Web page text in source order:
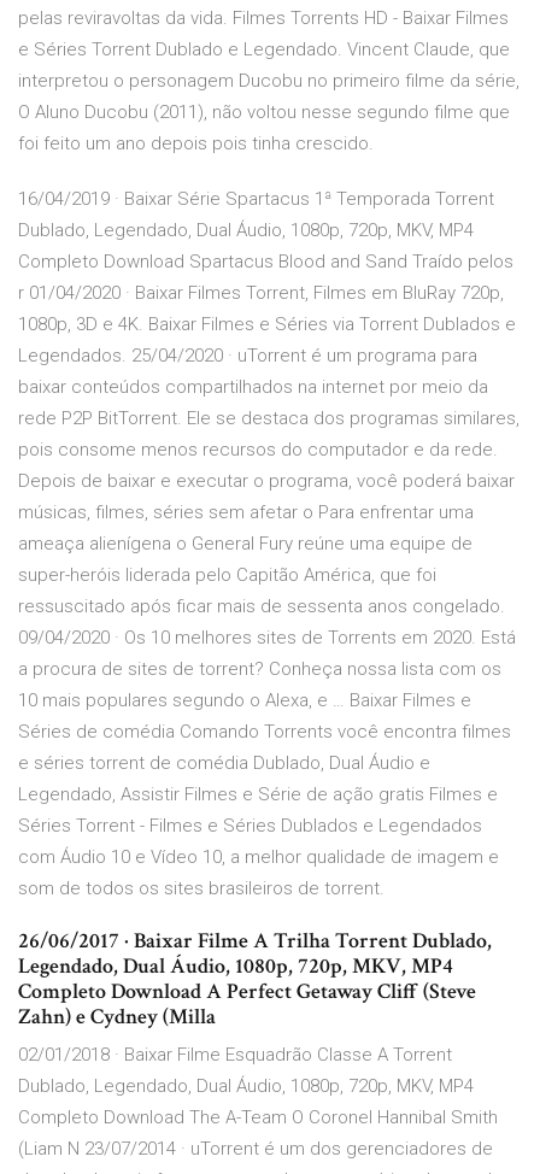
pelas reviravoltas da vida. Filmes Torrents HD - Baixar Filmes
e Séries Torrent Dublado e Legendado. Vincent Claude, que
interpretou o personagem Ducobu no primeiro filme da série,
O Aluno Ducobu (2011), não voltou nesse segundo filme que
foi feito um ano depois pois tinha crescido.
16/04/2019 · Baixar Série Spartacus 1ª Temporada Torrent
Dublado, Legendado, Dual Áudio, 1080p, 720p, MKV, MP4
Completo Download Spartacus Blood and Sand Traído pelos
r 01/04/2020 · Baixar Filmes Torrent, Filmes em BluRay 720p,
1080p, 3D e 4K. Baixar Filmes e Séries via Torrent Dublados e
Legendados. 25/04/2020 · uTorrent é um programa para
baixar conteúdos compartilhados na internet por meio da
rede P2P BitTorrent. Ele se destaca dos programas similares,
pois consome menos recursos do computador e da rede.
Depois de baixar e executar o programa, você poderá baixar
músicas, filmes, séries sem afetar o Para enfrentar uma
ameaça alienígena o General Fury reúne uma equipe de
super-heróis liderada pelo Capitão América, que foi
ressuscitado após ficar mais de sessenta anos congelado.
09/04/2020 · Os 10 melhores sites de Torrents em 2020. Está
a procura de sites de torrent? Conheça nossa lista com os
10 mais populares segundo o Alexa, e … Baixar Filmes e
Séries de comédia Comando Torrents você encontra filmes
e séries torrent de comédia Dublado, Dual Áudio e
Legendado, Assistir Filmes e Série de ação gratis Filmes e
Séries Torrent - Filmes e Séries Dublados e Legendados
com Áudio 10 e Vídeo 10, a melhor qualidade de imagem e
som de todos os sites brasileiros de torrent.
26/06/2017 · Baixar Filme A Trilha Torrent Dublado,
Legendado, Dual Áudio, 1080p, 720p, MKV, MP4
Completo Download A Perfect Getaway Cliff (Steve
Zahn) e Cydney (Milla
02/01/2018 · Baixar Filme Esquadrão Classe A Torrent
Dublado, Legendado, Dual Áudio, 1080p, 720p, MKV, MP4
Completo Download The A-Team O Coronel Hannibal Smith
(Liam N 23/07/2014 · uTorrent é um dos gerenciadores de